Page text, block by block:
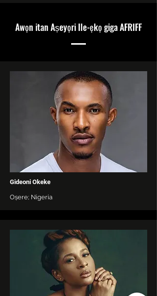
Awọn itan Aṣeyọri Ile-ẹkọ giga AFRIFF
Gideoni Okeke
Oṣere; Nigeria